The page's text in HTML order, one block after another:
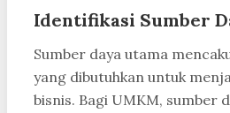
Identifikasi Sumber
Sumber daya utama
yang dibutuhkan untuk
bisnis. Bagi UMKM, sumber